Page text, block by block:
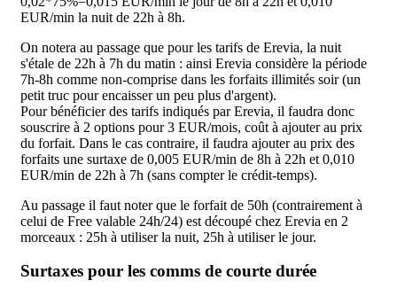
EUR/min la nuit de 22h à 8h.
On notera au passage que pour les tarifs de Erevia, la nuit
s'étale de 22h à 7h du matin : ainsi Erevia considère la période
7h-8h comme non-comprise dans les forfaits illimités soir (un
petit truc pour encaisser un peu plus d'argent).
Pour bénéficier des tarifs indiqués par Erevia, il faudra donc
souscrire à 2 options pour 3 EUR/mois, coût à ajouter au prix
du forfait. Dans le cas contraire, il faudra ajouter au prix des
forfaits une surtaxe de 0,005 EUR/min de 8h à 22h et 0,010
EUR/min de 22h à 7h (sans compter le crédit-temps).
Au passage il faut noter que le forfait de 50h (contrairement à
celui de Free valable 24h/24) est découpé chez Erevia en 2
morceaux : 25h à utiliser la nuit, 25h à utiliser le jour.
Surtaxes pour les comms de courte durée